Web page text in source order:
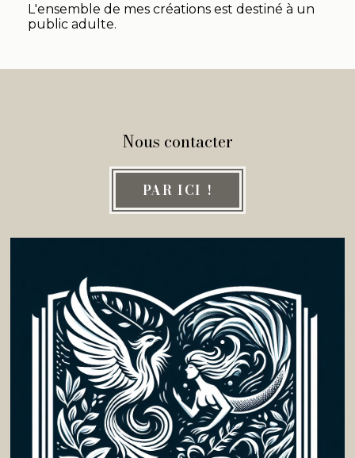
L'ensemble de mes créations est destiné à un
public adulte.
Nous contacter
PAR ICI !